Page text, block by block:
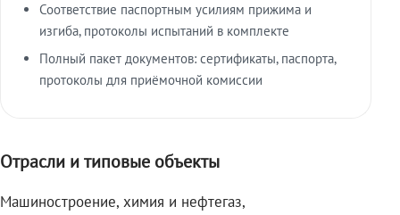
Соответствие паспортным усилиям прижима и
изгиба, протоколы испытаний в комплекте
Полный пакет документов: сертификаты, паспорта,
протоколы для приёмочной комиссии
Отрасли и типовые объекты
Машиностроение, химия и нефтегаз,